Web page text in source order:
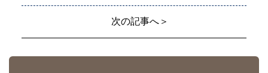
次の記事へ＞